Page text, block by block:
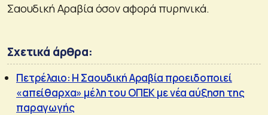
Σαουδική Αραβία όσον αφορά πυρηνικά.
Σχετικά άρθρα:
Πετρέλαιο: Η Σαουδική Αραβία προειδοποιεί
«απείθαρχα» μέλη του ΟΠΕΚ με νέα αύξηση της
παραγωγής